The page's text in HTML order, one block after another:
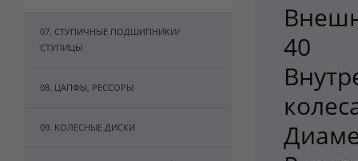
07. СТУПИЧНЫЕ ПОДШИПНИКИ/
СТУПИЦЫ
08. ЦАПФЫ, РЕССОРЫ
09. КОЛЕСНЫЕ ДИСКИ
40